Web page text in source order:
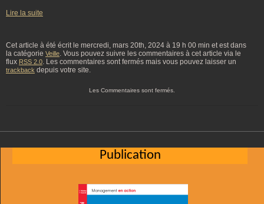
Lire la suite
Cet article à été écrit le mercredi, mars 20th, 2024 à 19 h 00 min et est dans
la catégorie Veille. Vous pouvez suivre les commentaires à cet article via le
flux RSS 2.0. Les commentaires sont fermés mais vous pouvez laisser un
trackback depuis votre site.
Les Commentaires sont fermés.
Publication